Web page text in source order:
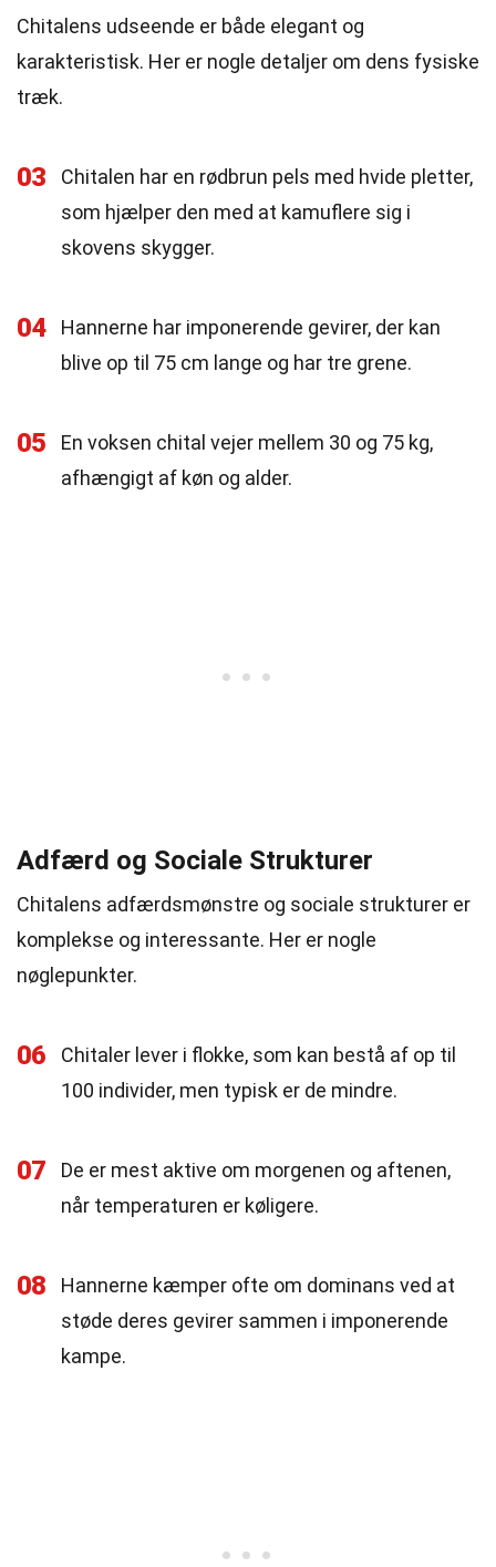
Chitalens udseende er både elegant og
karakteristisk. Her er nogle detaljer om dens fysiske
træk.
03
Chitalen har en rødbrun pels med hvide pletter,
som hjælper den med at kamuflere sig i
skovens skygger.
04
Hannerne har imponerende gevirer, der kan
blive op til 75 cm lange og har tre grene.
05
En voksen chital vejer mellem 30 og 75 kg,
afhængigt af køn og alder.
Adfærd og Sociale Strukturer
Chitalens adfærdsmønstre og sociale strukturer er
komplekse og interessante. Her er nogle
nøglepunkter.
06
Chitaler lever i flokke, som kan bestå af op til
100 individer, men typisk er de mindre.
07
De er mest aktive om morgenen og aftenen,
når temperaturen er køligere.
08
Hannerne kæmper ofte om dominans ved at
støde deres gevirer sammen i imponerende
kampe.